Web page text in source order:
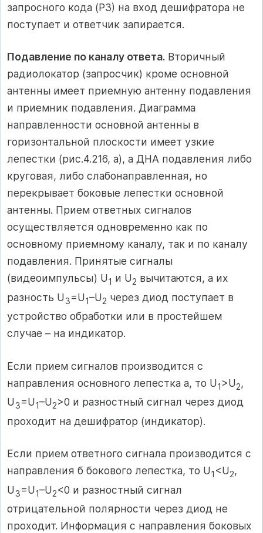
запросного кода (Р3) на вход дешифратора не
поступает и ответчик запирается.
Подавление по каналу ответа. Вторичный
радиолокатор (запросчик) кроме основной
антенны имеет приемную антенну подавления
и приемник подавления. Диаграмма
направленности основной антенны в
горизонтальной плоскости имеет узкие
лепестки (рис.4.216, а), а ДНА подавления либо
круговая, либо слабонаправленная, но
перекрывает боковые лепестки основной
антенны. Прием ответных сигналов
осуществляется одновременно как по
основному приемному каналу, так и по каналу
подавления. Принятые сигналы
(видеоимпульсы) U1 и U2 вычитаются, а их
разность U3=U1–U2 через диод поступает в
устройство обработки или в простейшем
случае – на индикатор.
Если прием сигналов производится с
направления основного лепестка а, то U1 >U2,
U3=U1–U2>0 и разностный сигнал через диод
проходит на дешифратор (индикатор).
Если прием ответного сигнала производится с
направления б бокового лепестка, то U1 <U2,
U3=U1–U2<0 и разностный сигнал
отрицательной полярности через диод не
проходит. Информация с направления боковых